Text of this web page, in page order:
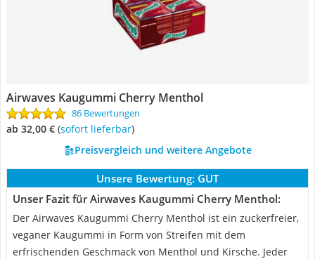
Airwaves Kaugummi Cherry Menthol
86 Bewertungen
ab 32,00 € ( Sofort lieferbar)
Preisvergleich und weitere Angebote
Unsere Bewertung: GUT
Unser Fazit für Airwaves Kaugummi Cherry Menthol:
Der Airwaves Kaugummi Cherry Menthol ist ein zuckerfreier,
veganer Kaugummi in Form von Streifen mit dem
erfrischenden Geschmack von Menthol und Kirsche. Jeder